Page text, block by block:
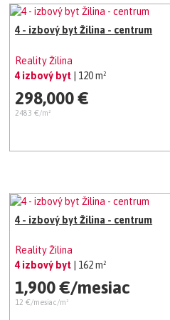
4 - izbový byt Žilina - centrum
Reality Žilina
4 izbový byt
| 120 m²
298,000 €
2483 €/m²
4 - izbový byt Žilina - centrum
Reality Žilina
4 izbový byt
| 162 m²
1,900 €/mesiac
12 €/mesiac/m²